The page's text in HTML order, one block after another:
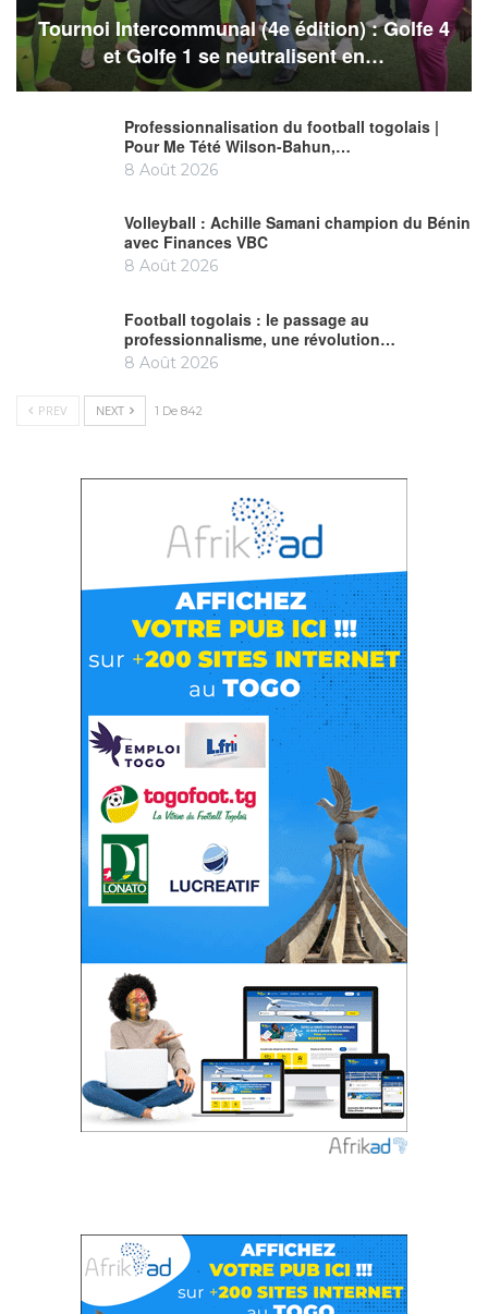
Tournoi Intercommunal (4e édition) : Golfe 4
et Golfe 1 se neutralisent en…
Professionnalisation du football togolais |
Pour Me Tété Wilson-Bahun,…
8 Août 2026
Volleyball : Achille Samani champion du Bénin
avec Finances VBC
8 Août 2026
Football togolais : le passage au
professionnalisme, une révolution…
8 Août 2026
PREV NEXT 1 De 842